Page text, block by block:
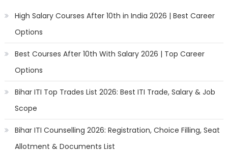
High Salary Courses After 10th in India 2026 | Best Career
Options
Best Courses After 10th With Salary 2026 | Top Career
Options
Bihar ITI Top Trades List 2026: Best ITI Trade, Salary & Job
Scope
Bihar ITI Counselling 2026: Registration, Choice Filling, Seat
Allotment & Documents List